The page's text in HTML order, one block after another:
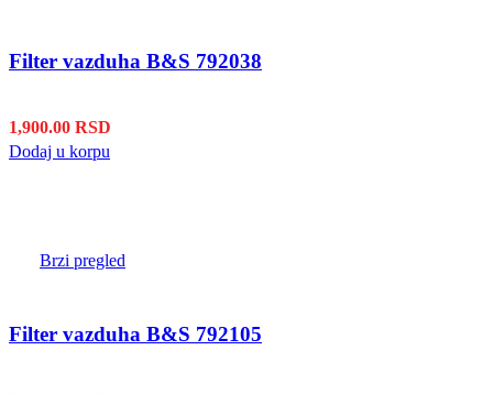
Filter vazduha B&S 792038
1,900.00 RSD
Dodaj u korpu
Brzi pregled
Filter vazduha B&S 792105